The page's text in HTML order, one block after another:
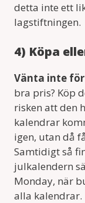
detta inte ett
lagstiftningen.
4) Köpa
Vänta inte
bra pris? Köp
risken att den
kalendrar
igen, utan då
Samtidigt så
julkalendern
Monday, när
alla kalendrar.